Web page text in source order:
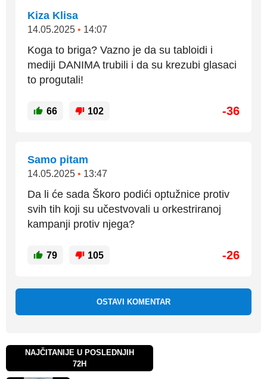
Kiza Klisa
14.05.2025 • 14:07
Koga to briga? Vazno je da su tabloidi i
mediji DANIMA trubili i da su krezubi glasaci
to progutali!
66 102 -36
Samo pitam
14.05.2025 • 13:47
Da li će sada Škoro podići optužnice protiv
svih tih koji su učestvovali u orkestriranoj
kampanji protiv njega?
79 105 -26
OSTAVI KOMENTAR
NAJČITANIJE U POSLEDNJIH
72H